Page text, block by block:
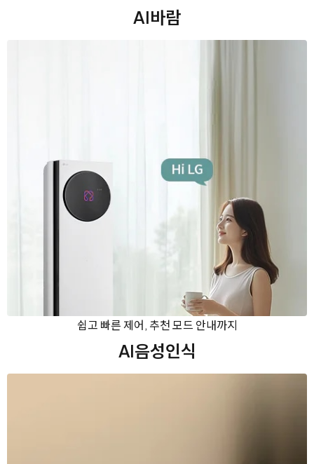
AI바람
쉽고 빠른 제어, 추천 모드 안내까지
AI음성인식